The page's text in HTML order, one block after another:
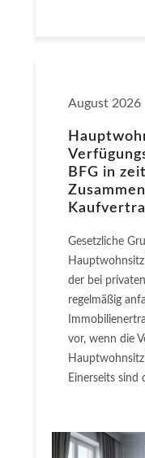
August 2026
BFG in
Gesetzliche
der bei
regelmäßig
vor, wenn die
Einerseits sind